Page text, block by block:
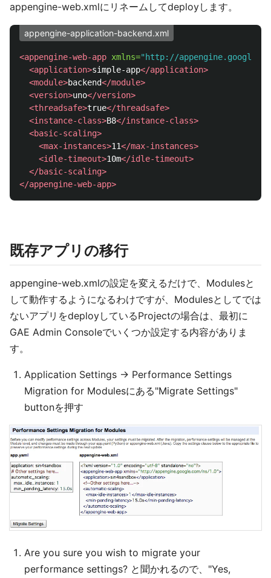
appengine-web.xmlにリネームしてdeployします。
appengine-application-backend.xml
<appengine-web-app xmlns="http://
<application>simple-app</application>
<module>backend</module>
<version>uno</version>
<threadsafe>true</threadsafe>
<instance-class>B8</instance-class>
<basic-scaling>
<max-instances>11</max-instances>
<idle-timeout>10m</idle-timeout>
</basic-scaling>
</appengine-web-app>
既存アプリの移行
appengine-web.xmlの設定を変えるだけで、Modulesと
して動作するようになるわけですが、Modulesとしてでは
ないアプリをdeployしているProjectの場合は、最初に
GAE Admin Consoleでいくつか設定する内容がありま
す。
Application Settings -> Performance Settings
Migration for Modulesにある"Migrate Settings"
buttonを押す
Are you sure you wish to migrate your
performance settings? と聞かれるので、"Yes,